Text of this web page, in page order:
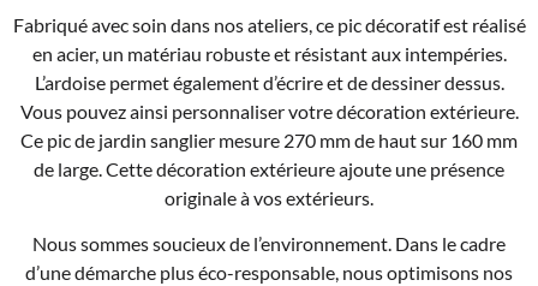
Fabriqué avec soin dans nos ateliers, ce pic décoratif est réalisé
en acier, un matériau robuste et résistant aux intempéries.
L’ardoise permet également d’écrire et de dessiner dessus.
Vous pouvez ainsi personnaliser votre décoration extérieure.
Ce pic de jardin sanglier mesure 270 mm de haut sur 160 mm
de large. Cette décoration extérieure ajoute une présence
originale à vos extérieurs.
Nous sommes soucieux de l’environnement. Dans le cadre
d’une démarche plus éco-responsable, nous optimisons nos